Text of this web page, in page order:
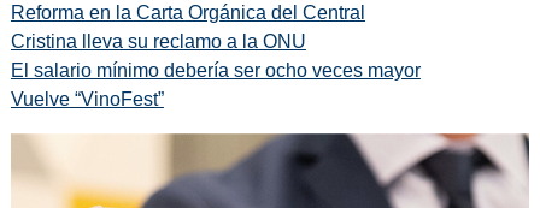
Reforma en la Carta Orgánica del Central
Cristina lleva su reclamo a la ONU
El salario mínimo debería ser ocho veces mayor
Vuelve “VinoFest”